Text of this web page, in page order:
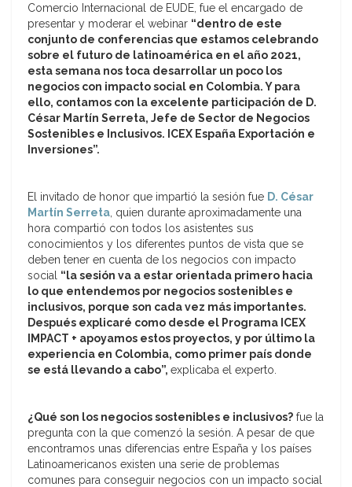
Comercio Internacional de EUDE, fue el encargado de
presentar y moderar el webinar “dentro de este
conjunto de conferencias que estamos celebrando
sobre el futuro de latinoamérica en el año 2021,
esta semana nos toca desarrollar un poco los
negocios con impacto social en Colombia. Y para
ello, contamos con la excelente participación de D.
César Martín Serreta, Jefe de Sector de Negocios
Sostenibles e Inclusivos. ICEX España Exportación e
Inversiones”.
El invitado de honor que impartió la sesión fue D. César
Martín Serreta, quien durante aproximadamente una
hora compartió con todos los asistentes sus
conocimientos y los diferentes puntos de vista que se
deben tener en cuenta de los negocios con impacto
social “la sesión va a estar orientada primero hacia
lo que entendemos por negocios sostenibles e
inclusivos, porque son cada vez más importantes.
Después explicaré como desde el Programa ICEX
IMPACT + apoyamos estos proyectos, y por último la
experiencia en Colombia, como primer país donde
se está llevando a cabo”, explicaba el experto.
¿Qué son los negocios sostenibles e inclusivos? fue la
pregunta con la que comenzó la sesión. A pesar de que
encontramos unas diferencias entre España y los países
Latinoamericanos existen una serie de problemas
comunes para conseguir negocios con un impacto social